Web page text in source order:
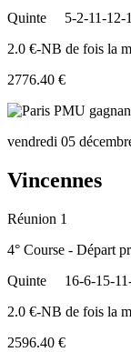
Quinte
5-2-11-12-
2.0 €-NB de fois la
2776.40 €
vendredi 05
Vincennes
Réunion 1
4° Course - Départ
Quinte
16-6-15-
2.0 €-NB de fois la
2596.40 €